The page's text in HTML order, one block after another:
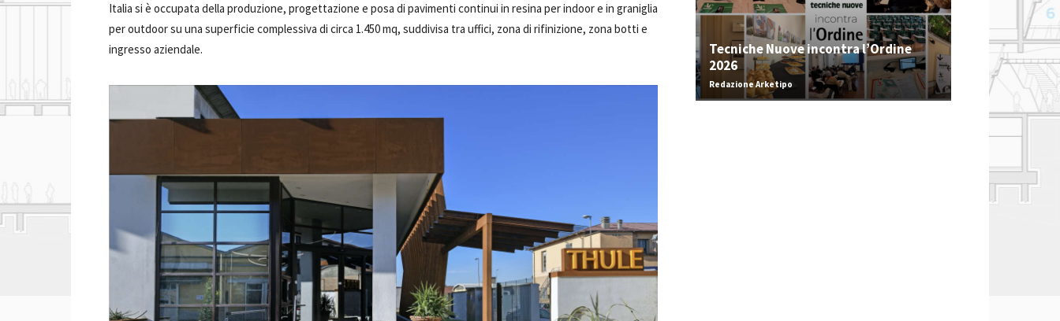
Italia si è occupata della produzione, progettazione e posa di pavimenti continui in resina per indoor e in graniglia
per outdoor su una superficie complessiva di circa 1.450 mq, suddivisa tra uffici, zona di rifinizione, zona botti e
ingresso aziendale.
Tecniche Nuove incontra l’Ordine
2026
Redazione Arketipo